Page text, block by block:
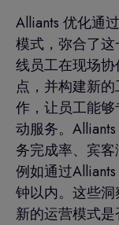
Alliants 优化通
模式，弥合了
线员工在现场
点，并构建新
作，让员工能
动服务。
务完成率、宾客
例如通过
钟以内。这些
新的运营模式是